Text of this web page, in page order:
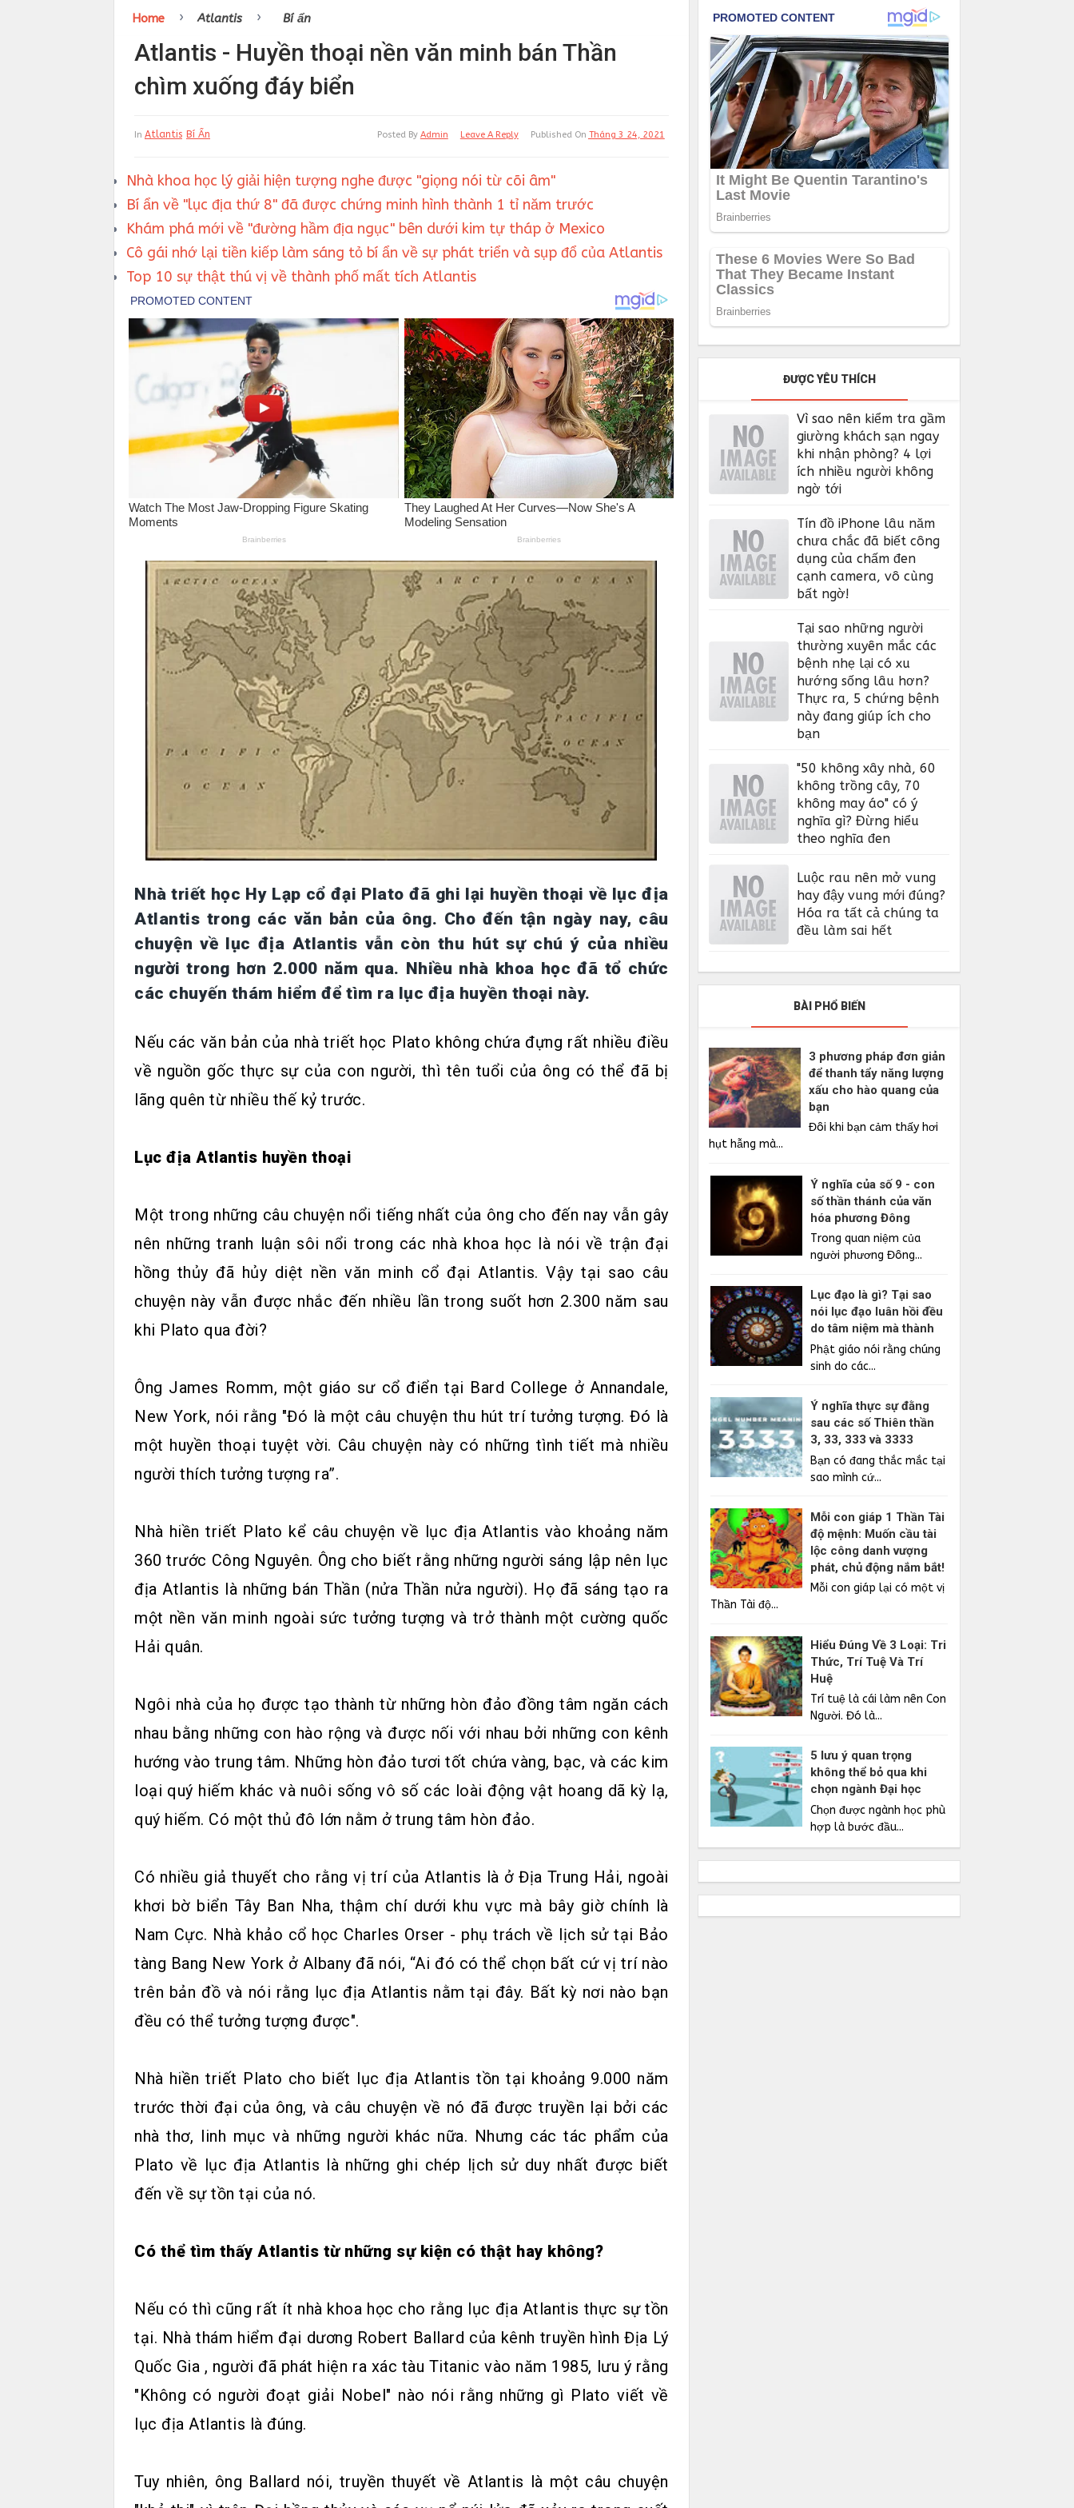
Home › Atlantis › Bí ẩn
Atlantis - Huyền thoại nền văn minh bán Thần
chìm xuống đáy biển
In Atlantis Bí Ẩn Published On Tháng 3 24, 2021
Leave A Reply
Posted By Admin
Nhà khoa học lý giải hiện tượng nghe được "giọng nói từ cõi âm"
Bí ẩn về "lục địa thứ 8" đã được chứng minh hình thành 1 tỉ năm trước
Khám phá mới về "đường hầm địa ngục" bên dưới kim tự tháp ở Mexico
Cô gái nhớ lại tiền kiếp làm sáng tỏ bí ẩn về sự phát triển và sụp đổ của Atlantis
Top 10 sự thật thú vị về thành phố mất tích Atlantis
Nhà triết học Hy Lạp cổ đại Plato đã ghi lại huyền thoại về lục địa
Atlantis trong các văn bản của ông. Cho đến tận ngày nay, câu
chuyện về lục địa Atlantis vẫn còn thu hút sự chú ý của nhiều
người trong hơn 2.000 năm qua. Nhiều nhà khoa học đã tổ chức
các chuyến thám hiểm để tìm ra lục địa huyền thoại này.
Nếu các văn bản của nhà triết học Plato không chứa đựng rất nhiều điều
về nguồn gốc thực sự của con người, thì tên tuổi của ông có thể đã bị
lãng quên từ nhiều thế kỷ trước.
Lục địa Atlantis huyền thoại
Một trong những câu chuyện nổi tiếng nhất của ông cho đến nay vẫn gây
nên những tranh luận sôi nổi trong các nhà khoa học là nói về trận đại
hồng thủy đã hủy diệt nền văn minh cổ đại Atlantis. Vậy tại sao câu
chuyện này vẫn được nhắc đến nhiều lần trong suốt hơn 2.300 năm sau
khi Plato qua đời?
Ông James Romm, một giáo sư cổ điển tại Bard College ở Annandale,
New York, nói rằng "Đó là một câu chuyện thu hút trí tưởng tượng. Đó là
một huyền thoại tuyệt vời. Câu chuyện này có những tình tiết mà nhiều
người thích tưởng tượng ra”.
Nhà hiền triết Plato kể câu chuyện về lục địa Atlantis vào khoảng năm
360 trước Công Nguyên. Ông cho biết rằng những người sáng lập nên lục
địa Atlantis là những bán Thần (nửa Thần nửa người). Họ đã sáng tạo ra
một nền văn minh ngoài sức tưởng tượng và trở thành một cường quốc
Hải quân.
Ngôi nhà của họ được tạo thành từ những hòn đảo đồng tâm ngăn cách
nhau bằng những con hào rộng và được nối với nhau bởi những con kênh
hướng vào trung tâm. Những hòn đảo tươi tốt chứa vàng, bạc, và các kim
loại quý hiếm khác và nuôi sống vô số các loài động vật hoang dã kỳ lạ,
quý hiếm. Có một thủ đô lớn nằm ở trung tâm hòn đảo.
Có nhiều giả thuyết cho rằng vị trí của Atlantis là ở Địa Trung Hải, ngoài
khơi bờ biển Tây Ban Nha, thậm chí dưới khu vực mà bây giờ chính là
Nam Cực. Nhà khảo cổ học Charles Orser - phụ trách về lịch sử tại Bảo
tàng Bang New York ở Albany đã nói, “Ai đó có thể chọn bất cứ vị trí nào
trên bản đồ và nói rằng lục địa Atlantis nằm tại đây. Bất kỳ nơi nào bạn
đều có thể tưởng tượng được".
Nhà hiền triết Plato cho biết lục địa Atlantis tồn tại khoảng 9.000 năm
trước thời đại của ông, và câu chuyện về nó đã được truyền lại bởi các
nhà thơ, linh mục và những người khác nữa. Nhưng các tác phẩm của
Plato về lục địa Atlantis là những ghi chép lịch sử duy nhất được biết
đến về sự tồn tại của nó.
Có thể tìm thấy Atlantis từ những sự kiện có thật hay không?
Nếu có thì cũng rất ít nhà khoa học cho rằng lục địa Atlantis thực sự tồn
tại. Nhà thám hiểm đại dương Robert Ballard của kênh truyền hình Địa Lý
Quốc Gia , người đã phát hiện ra xác tàu Titanic vào năm 1985, lưu ý rằng
"Không có người đoạt giải Nobel" nào nói rằng những gì Plato viết về
lục địa Atlantis là đúng.
Tuy nhiên, ông Ballard nói, truyền thuyết về Atlantis là một câu chuyện
ĐƯỢC YÊU THÍCH
Vì sao nên kiểm tra gầm
giường khách sạn ngay
khi nhận phòng? 4 lợi
ích nhiều người không
ngờ tới
Tín đồ iPhone lâu năm
chưa chắc đã biết công
dụng của chấm đen
cạnh camera, vô cùng
bất ngờ!
Tại sao những người
thường xuyên mắc các
bệnh nhẹ lại có xu
hướng sống lâu hơn?
Thực ra, 5 chứng bệnh
này đang giúp ích cho
bạn
"50 không xây nhà, 60
không trồng cây, 70
không may áo" có ý
nghĩa gì? Đừng hiểu
theo nghĩa đen
Luộc rau nên mở vung
hay đậy vung mới đúng?
Hóa ra tất cả chúng ta
đều làm sai hết
BÀI PHỔ BIẾN
3 phương pháp đơn giản
để thanh tẩy năng lượng
xấu cho hào quang của
bạn
Đôi khi bạn cảm thấy hơi
hụt hẫng mà...
Ý nghĩa của số 9 - con
số thần thánh của văn
hóa phương Đông
Trong quan niệm của
người phương Đông...
Lục đạo là gì? Tại sao
nói lục đạo luân hồi đều
do tâm niệm mà thành
Phật giáo nói rằng chúng
sinh do các...
Ý nghĩa thực sự đằng
sau các số Thiên thần
3, 33, 333 và 3333
Bạn có đang thắc mắc tại
sao mình cứ...
Mỗi con giáp 1 Thần Tài
độ mệnh: Muốn cầu tài
lộc công danh vượng
phát, chủ động nắm bắt!
Mỗi con giáp lại có một vị
Thần Tài độ...
Hiểu Đúng Về 3 Loại: Tri
Thức, Trí Tuệ Và Trí
Huệ
Trí tuệ là cái làm nên Con
Người. Đó là...
5 lưu ý quan trọng
không thể bỏ qua khi
chọn ngành Đại học
Chọn được ngành học phù
hợp là bước đầu...